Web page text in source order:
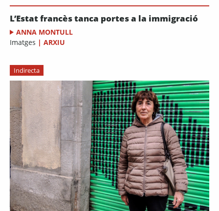
L’Estat francès tanca portes a la immigració
ANNA MONTULL
Imatges | ARXIU
Indirecta